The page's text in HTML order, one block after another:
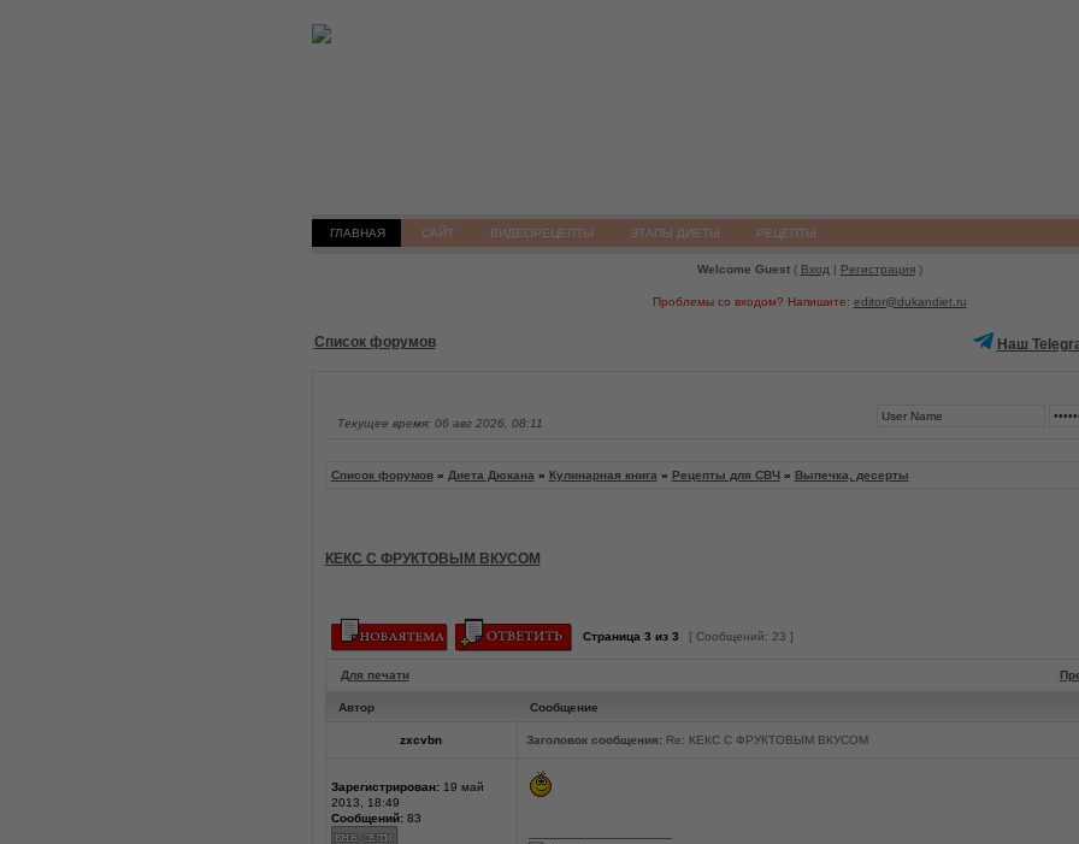
ГЛАВНАЯ САЙТ ВИДЕОРЕЦЕПТЫ ЭТАПЫ ДИЕТЫ РЕЦЕПТЫ
Welcome Guest( Вход | Регистрация)
Проблемы со входом? Напишите: editor@dukandiet.ru
Список форумов Наш
Текущее время: 06 авг 2026, 08:11
Список форумов» Диета Дюкана » Кулинарная книга » Рецепты для СВЧ» Выпечка, десерты
КЕКС С ФРУКТОВЫМ ВКУСОМ
Страница 3 из 3 [ Сообщений: 23 ]
Для печати
Автор Сообщение
zxcvbn Заголовок сообщения:Re: КЕКС С ФРУКТОВЫМ ВКУСОМ
Зарегистрирован:19 май
2013, 18:49
Сообщений:83